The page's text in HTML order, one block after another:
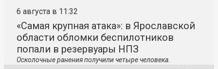
6 августа в 11:32
«Самая крупная атака»: в Ярославской
области обломки беспилотников
попали в резервуары НПЗ
Осколочные ранения получили четыре человека.